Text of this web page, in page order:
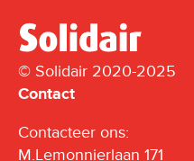
© Solidair 2020-2025
Contact
Contacteer ons:
M.Lemonnierlaan 171